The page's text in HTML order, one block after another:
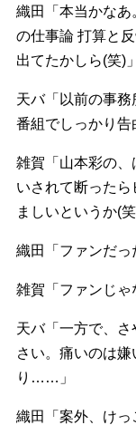
織田「本当かな
の仕事論 打算と
出てたかしら(笑)」
天バ「以前の事
番組でしっかり告
雑賀「山本彩の
いされて断った
ましいというか(笑
織田「ファンだっ
雑賀「ファンじゃ
天バ「一方で、
さい。痛いのは
り……」
織田「案外、けっ